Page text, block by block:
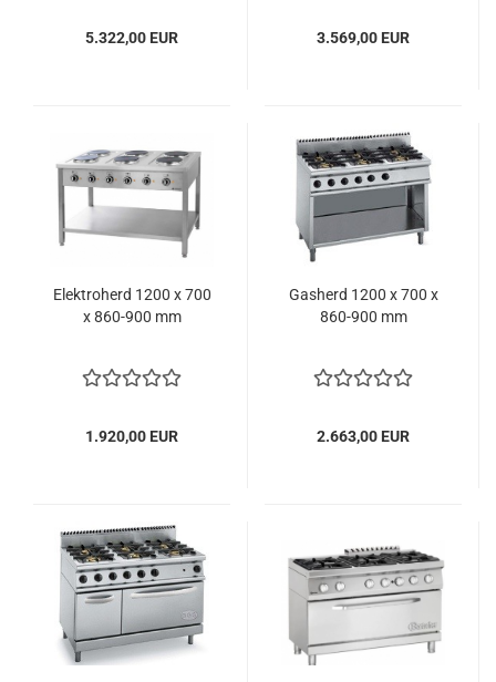
5.322,00 EUR 3.569,00 EUR
Elektroherd 1200 x 700
x 860-900 mm
1.920,00 EUR
Gasherd 1200 x 700 x
860-900 mm
2.663,00 EUR